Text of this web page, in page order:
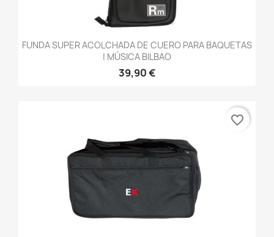
FUNDA SUPER ACOLCHADA DE CUERO PARA BAQUETAS
| MÚSICA BILBAO
39,90 €
favorite_border